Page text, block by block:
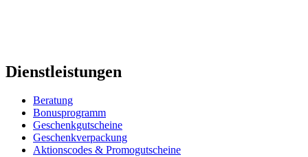
Dienstleistungen
Beratung
Bonusprogramm
Geschenkgutscheine
Geschenkverpackung
Aktionscodes & Promogutscheine